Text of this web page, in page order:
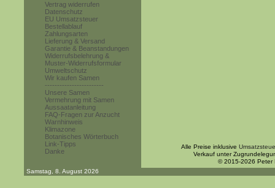
Vertrag widerrufen
Datenschutz
EU Umsatzsteuer
Bestellablauf
Zahlungsarten
Lieferung & Versand
Garantie & Beanstandungen
Widerrufsbelehrung &
Muster-Widerrufsformular
Umweltschutz
Wir kaufen Samen
------------------------
Unsere Samen
Vermehrung mit Samen
Aussaatanleitung
FAQ-Fragen zur Anzucht
Warnhinweis
Klimazone
Botanisches Wörterbuch
Link-Tipps
Danke
Alle Preise inklusive
Verkauf unter
© 2015-2026 Peter
Samstag, 8. August 2026